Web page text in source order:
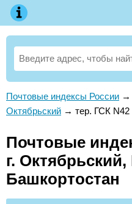
Почтовые индексы России →
Октябрьский → тер. ГСК N42
Почтовые
г.
Башкортостан